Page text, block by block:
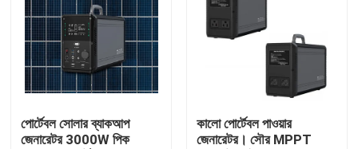
সোলার জেনারেটর স্টেশন
পোর্টেবল পাওয়ার স্টেশন জেনারেটর
সোলার প্যানেল জেনারেটর
পোর্টেবল সোলার ব্যাকআপ
জেনারেটর 3000W পিক
কালো পোর্টেবল পাওয়ার
জেনারেটর। সৌর MPPT